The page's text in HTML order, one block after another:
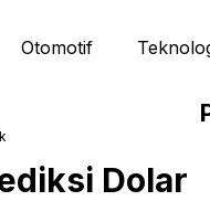
Otomotif
Dolar